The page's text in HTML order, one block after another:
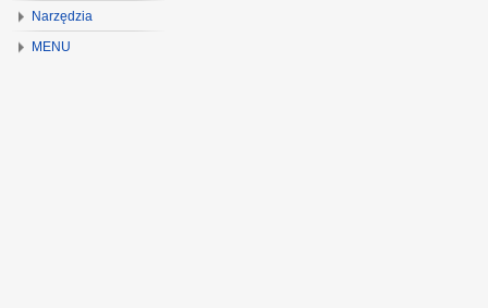
Narzędzia
MENU